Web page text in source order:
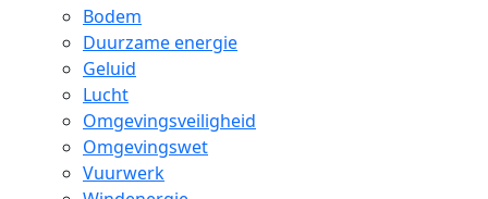
dropdown
menu
Bodem
Duurzame energie
Geluid
Lucht
Omgevingsveiligheid
Omgevingswet
Vuurwerk